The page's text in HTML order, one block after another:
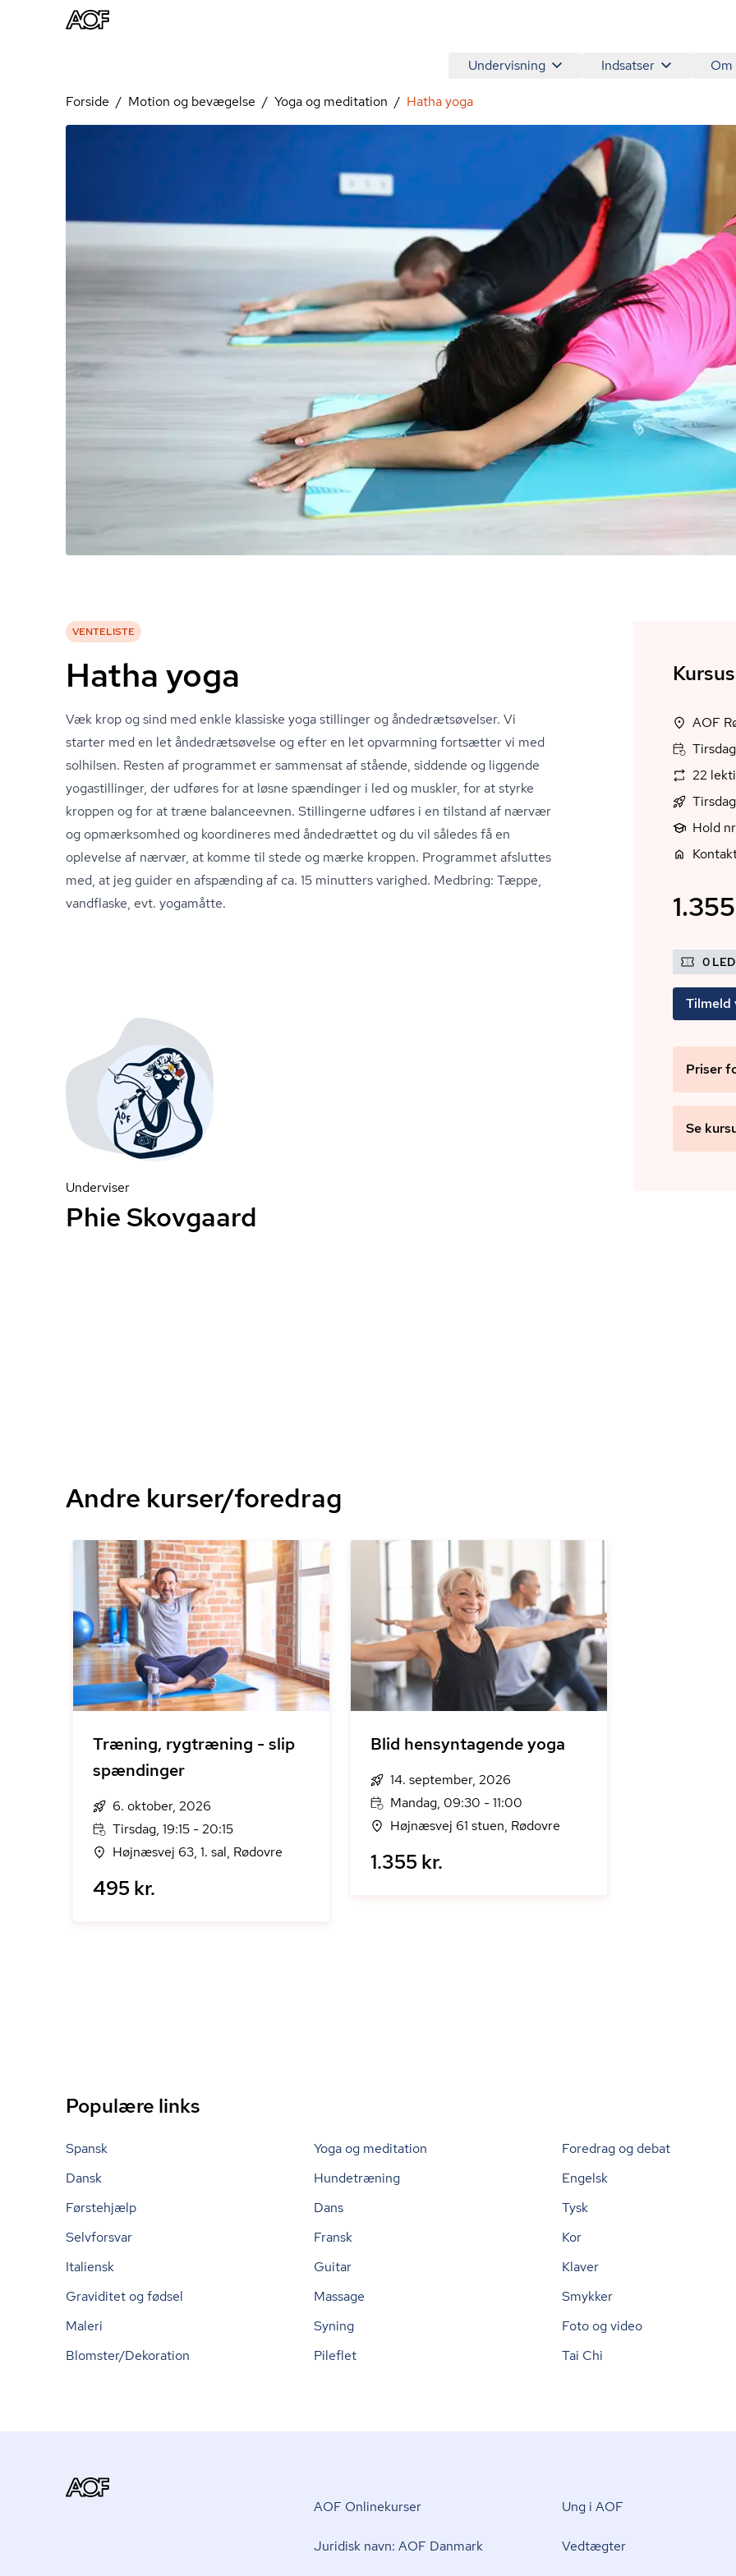
Undervisning Indsatser Om
Forside Motion og bevægelse Yoga og meditation Hatha yoga
VENTELISTE
Hatha yoga
Væk krop og sind med enkle klassiske yoga stillinger og ån­de­drætsø­vel­ser. Vi
starter med en let ån­de­drætsø­vel­se og efter en let opvarmning fortsætter vi med
solhilsen. Resten af programmet er sammensat af stående, siddende og liggende
yogastillinger, der udføres for at løsne spændinger i led og muskler, for at styrke
kroppen og for at træne balanceevnen. Stillingerne udføres i en tilstand af nærvær
og opmærksomhed og koordineres med åndedrættet og du vil således få en
oplevelse af nærvær, at komme til stede og mærke kroppen. Programmet afsluttes
med, at jeg guider en afspænding af ca. 15 minutters varighed. Medbring: Tæppe,
vandflaske, evt. yogamåtte.
22
Hold
0
Tilmeld
Priser
Se
Underviser
Phie Skovgaard
Andre kurser/foredrag
Træning, rygtræning - slip
spændinger
6. oktober, 2026
Tirsdag, 19:15 - 20:15
Højnæsvej 63, 1. sal, Rødovre
495 kr.
Blid hensyntagende yoga
14. september, 2026
Mandag, 09:30 - 11:00
Højnæsvej 61 stuen, Rødovre
1.355 kr.
Populære links
Spansk Yoga og meditation Foredrag og debat
Dansk
Hundetræning Engelsk
Førstehjælp
Dans Tysk
Selvforsvar
Fransk Kor
Italiensk
Guitar Klaver
Graviditet og fødsel
Massage Smykker
Maleri
Syning Foto og video
Blomster/Dekoration
Pileflet Tai Chi
AOF Onlinekurser
Juridisk navn: AOF Danmark
Ung i AOF
Vedtægter